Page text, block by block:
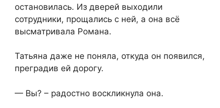
остановилась. Из дверей выходили
сотрудники, прощались с ней, а она всё
высматривала Романа.
Татьяна даже не поняла, откуда он появился,
преградив ей дорогу.
— Вы? – радостно воскликнула она.